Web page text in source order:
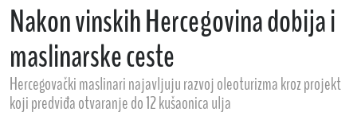
Nakon vinskih Hercegovina dobija i
maslinarske ceste
Hercegovački maslinari najavljuju razvoj oleoturizma kroz projekt
koji predviđa otvaranje do 12 kušaonica ulja